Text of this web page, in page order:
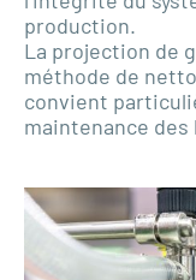
production.
La projection de
méthode de
convient
maintenance des